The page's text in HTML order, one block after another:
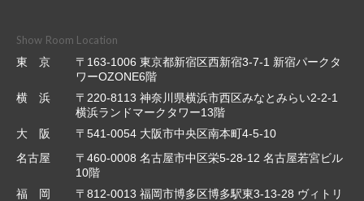
Show Room Location
東 京
〒163-1006 東京都新宿区西新宿3-7-1 新宿パークタ
ワーOZONE6階
横 浜
〒220-8113 神奈川県横浜市西区みなとみらい2-2-1
横浜ランドマークタワー13階
大 阪
〒541-0054 大阪市中央区南本町4-5-10
名古屋
〒460-0008 名古屋市中区栄5-28-12 名古屋若宮ビル
10階
福 岡
〒812-0013 福岡市博多区博多駅東3-13-28 ヴィトリ